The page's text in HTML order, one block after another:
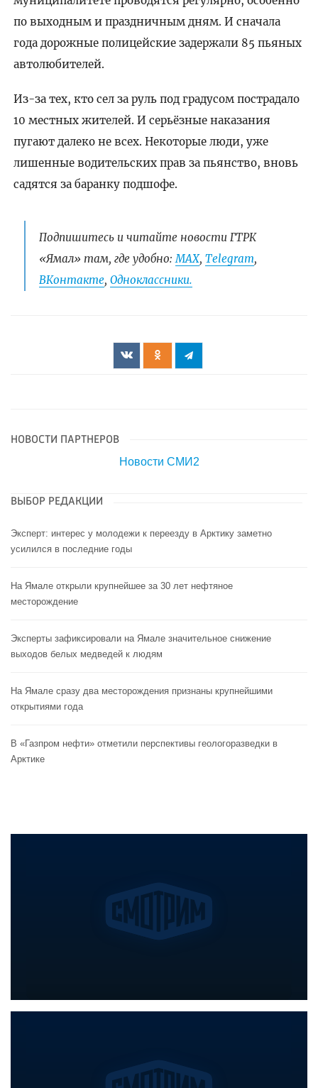
по выходным и праздничным дням. И сначала
года дорожные полицейские задержали 85 пьяных
автолюбителей.
Из-за тех, кто сел за руль под градусом пострадало
10 местных жителей. И серьёзные наказания
пугают далеко не всех. Некоторые люди, уже
лишенные водительских прав за пьянство, вновь
садятся за баранку подшофе.
Подпишитесь и читайте новости ГТРК
«Ямал» там, где удобно: МАХ, Telegram,
ВКонтакте, Одноклассники.
НОВОСТИ ПАРТНЕРОВ
Новости СМИ2
ВЫБОР РЕДАКЦИИ
Эксперт: интерес у молодежи к переезду в Арктику заметно
усилился в последние годы
На Ямале открыли крупнейшее за 30 лет нефтяное
месторождение
Эксперты зафиксировали на Ямале значительное снижение
выходов белых медведей к людям
На Ямале сразу два месторождения признаны крупнейшими
открытиями года
В «Газпром нефти» отметили перспективы геологоразведки в
Арктике